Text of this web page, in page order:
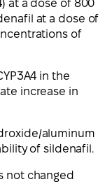
at a dose of 800
at a dose of
of
in the
increase in
aluminum
of sildenafil.
not changed